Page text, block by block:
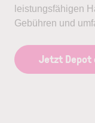
leistungsfähigen
Gebühren und
Jetzt Depot